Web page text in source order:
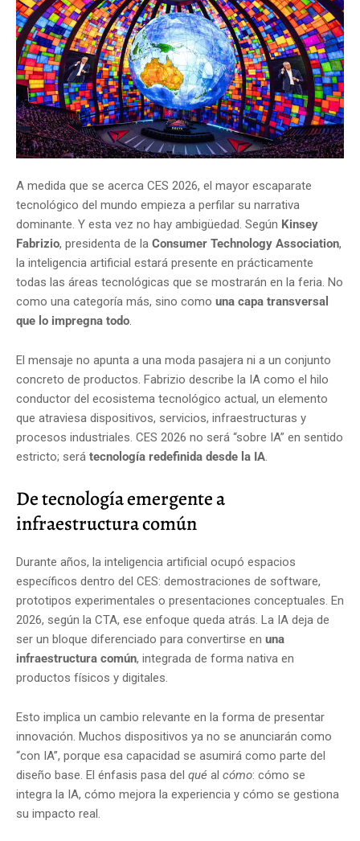
A medida que se acerca CES 2026, el mayor escaparate
tecnológico del mundo empieza a perfilar su narrativa
dominante. Y esta vez no hay ambigüedad. Según Kinsey
Fabrizio, presidenta de la Consumer Technology Association,
la inteligencia artificial estará presente en prácticamente
todas las áreas tecnológicas que se mostrarán en la feria. No
como una categoría más, sino como una capa transversal
que lo impregna todo.
El mensaje no apunta a una moda pasajera ni a un conjunto
concreto de productos. Fabrizio describe la IA como el hilo
conductor del ecosistema tecnológico actual, un elemento
que atraviesa dispositivos, servicios, infraestructuras y
procesos industriales. CES 2026 no será “sobre IA” en sentido
estricto; será tecnología redefinida desde la IA.
De tecnología emergente a
infraestructura común
Durante años, la inteligencia artificial ocupó espacios
específicos dentro del CES: demostraciones de software,
prototipos experimentales o presentaciones conceptuales. En
2026, según la CTA, ese enfoque queda atrás. La IA deja de
ser un bloque diferenciado para convertirse en una
infraestructura común, integrada de forma nativa en
productos físicos y digitales.
Esto implica un cambio relevante en la forma de presentar
innovación. Muchos dispositivos ya no se anunciarán como
“con IA”, porque esa capacidad se asumirá como parte del
diseño base. El énfasis pasa del qué al cómo: cómo se
integra la IA, cómo mejora la experiencia y cómo se gestiona
su impacto real.